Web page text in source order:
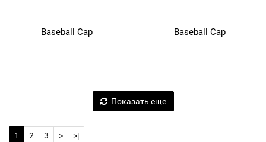
Baseball Cap Baseball Cap
Показать еще
1 2 3 > >|